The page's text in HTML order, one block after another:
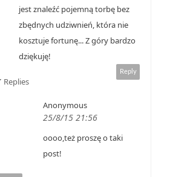
jest znaleźć pojemną torbę bez
zbędnych udziwnień, która nie
kosztuje fortunę... Z góry bardzo
dziękuję!
Reply
Replies
Anonymous
25/8/15 21:56
oooo,też proszę o taki
post!